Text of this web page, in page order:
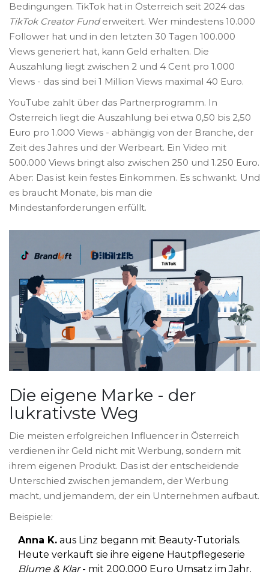
Bedingungen. TikTok hat in Österreich seit 2024 das
TikTok Creator Funderweitert. Wer mindestens 10.000
Follower hat und in den letzten 30 Tagen 100.000
Views generiert hat, kann Geld erhalten. Die
Auszahlung liegt zwischen 2 und 4 Cent pro 1.000
Views - das sind bei 1 Million Views maximal 40 Euro.
YouTube zahlt über das Partnerprogramm. In
Österreich liegt die Auszahlung bei etwa 0,50 bis 2,50
Euro pro 1.000 Views - abhängig von der Branche, der
Zeit des Jahres und der Werbeart. Ein Video mit
500.000 Views bringt also zwischen 250 und 1.250 Euro.
Aber: Das ist kein festes Einkommen. Es schwankt. Und
es braucht Monate, bis man die
Mindestanforderungen erfüllt.
Die eigene Marke - der
lukrativste Weg
Die meisten erfolgreichen Influencer in Österreich
verdienen ihr Geld nicht mit Werbung, sondern mit
ihrem eigenen Produkt. Das ist der entscheidende
Unterschied zwischen jemandem, der Werbung
macht, und jemandem, der ein Unternehmen aufbaut.
Beispiele:
Anna K. aus Linz begann mit Beauty-Tutorials.
Heute verkauft sie ihre eigene Hautpflegeserie
Blume & Klar- mit 200.000 Euro Umsatz im Jahr.